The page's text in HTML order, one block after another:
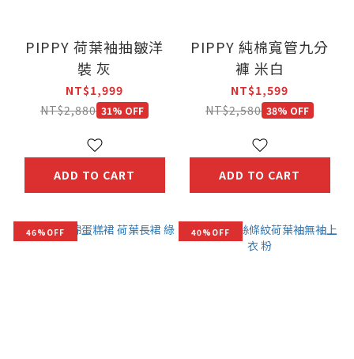
PIPPY 荷葉袖抽皺洋
裝 灰
NT$1,999
NT$2,880 31% OFF
ADD TO CART
PIPPY 純棉寬管九分
褲 米白
NT$1,599
NT$2,580 38% OFF
ADD TO CART
46%OFF 40%OFF